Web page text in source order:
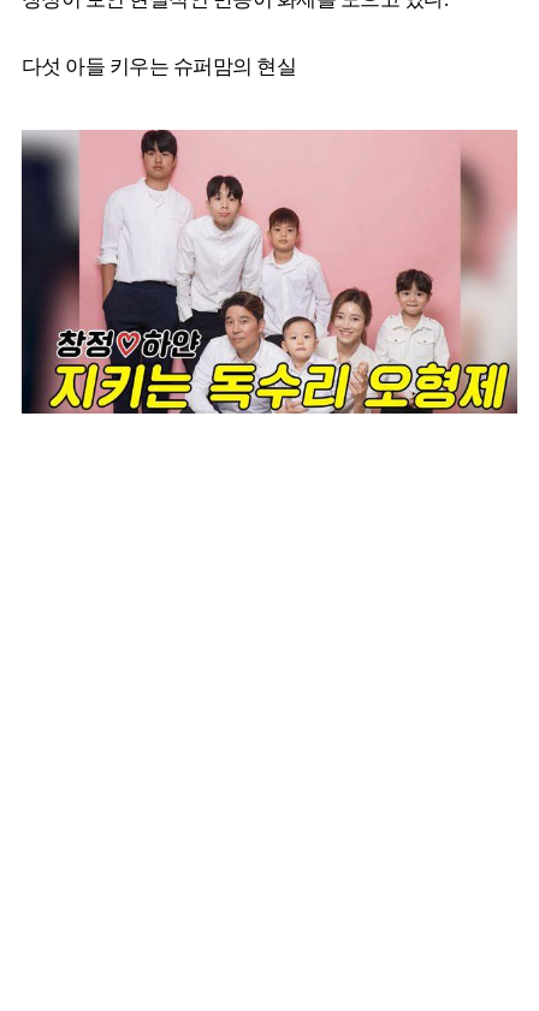
다섯 아들 키우는 슈퍼맘의 현실